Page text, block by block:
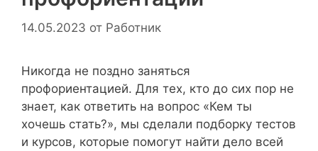
14.05.2023 от Работник
Никогда не поздно заняться
профориентацией. Для тех, кто до сих пор не
знает, как ответить на вопрос «Кем ты
хочешь стать?», мы сделали подборку тестов
и курсов, которые помогут найти дело всей